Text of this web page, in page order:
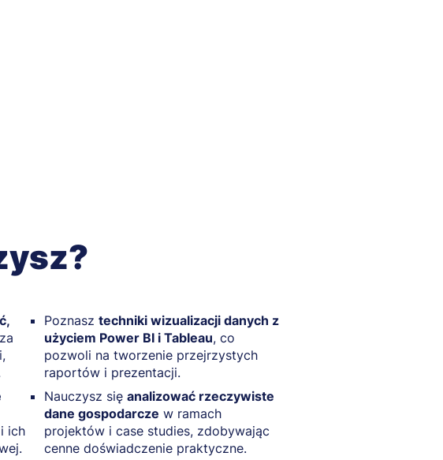
za
ich
Poznasz techniki wizualizacji danych z
użyciem Power BI i Tableau, co
pozwoli na tworzenie przejrzystych
raportów i prezentacji.
Nauczysz się analizować rzeczywiste
dane gospodarcze w ramach
projektów i case studies, zdobywając
cenne doświadczenie praktyczne.